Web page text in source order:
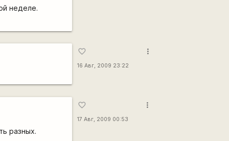
неделе.
favorite_border
16 Авг, 2009 23:22
more_vert
разных.
favorite_border
17 Авг, 2009 00:53
more_vert